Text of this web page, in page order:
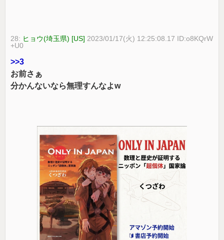
28: ヒョウ(埼玉県) [US] 2023/01/17(火) 12:25:08.17 ID:o8KQrW
+U0
>>3
お前さぁ
分かんないなら無理すんなよw